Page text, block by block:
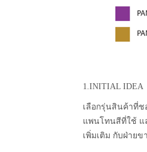
1.INITIAL IDEA
เลือกรุ่นสินค้าที่ช
แพนโทนสีที่ใช้ แ
เพิ่มเติม กับฝ่ายข